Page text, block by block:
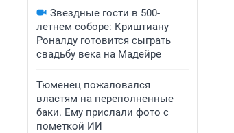
Звездные гости в 500-
летнем соборе: Криштиану
Роналду готовится сыграть
свадьбу века на Мадейре
Тюменец пожаловался
властям на переполненные
баки. Ему прислали фото с
пометкой ИИ